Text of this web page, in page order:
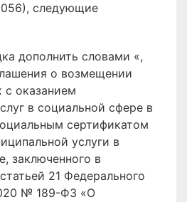
следующие
дополнить словами «,
о возмещении
с оказанием
в социальной сфере в
сертификатом
услуги в
заключенного в
21 Федерального
№ 189-ФЗ «О